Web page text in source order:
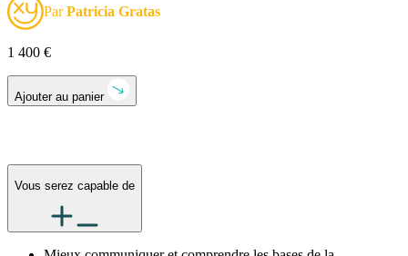
ParPatricia Gratas
1 400 €
Ajouter au panier
Vous serez capable de